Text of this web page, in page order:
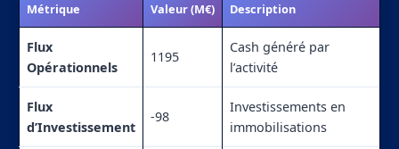
Métrique Valeur (M€) Description
Flux
Opérationnels
1195
Cash généré par
l’activité
Flux
d’Investissement
-98
Investissements en
immobilisations